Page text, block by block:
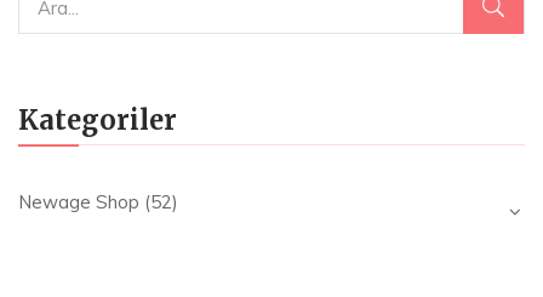
Kategoriler
Newage Shop (52)